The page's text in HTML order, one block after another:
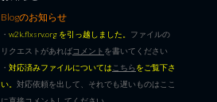
Blogのお知らせ
・ w2k.flxsrv.org を引っ越しました。 ファイルの
リクエストがあればコメント を書いてください
・ 対応済みファイルについては こちらをご覧下さ
い。 対応依頼を出して、それでも遅いものはここ